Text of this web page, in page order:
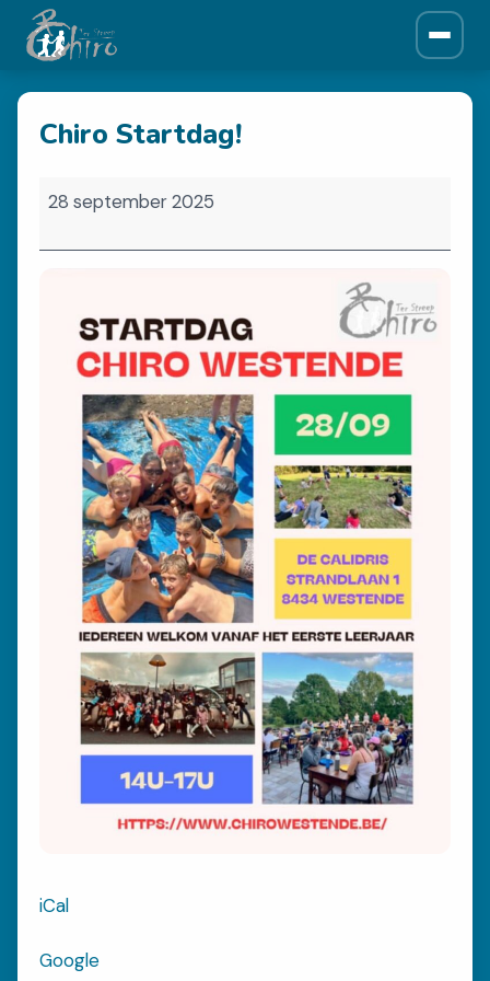
ONZE CHIRO
Over ons
Leiding
Krantjes
SPONSORS
Sponsors
INSCHRIJVEN
Inschrijvingen
FOTOBOEK
Fotoboek
ACTIVITEITEN
Bivak
VRAGEN?
Chiro Startdag!
Chiro
28 september 2025
iCal
Google